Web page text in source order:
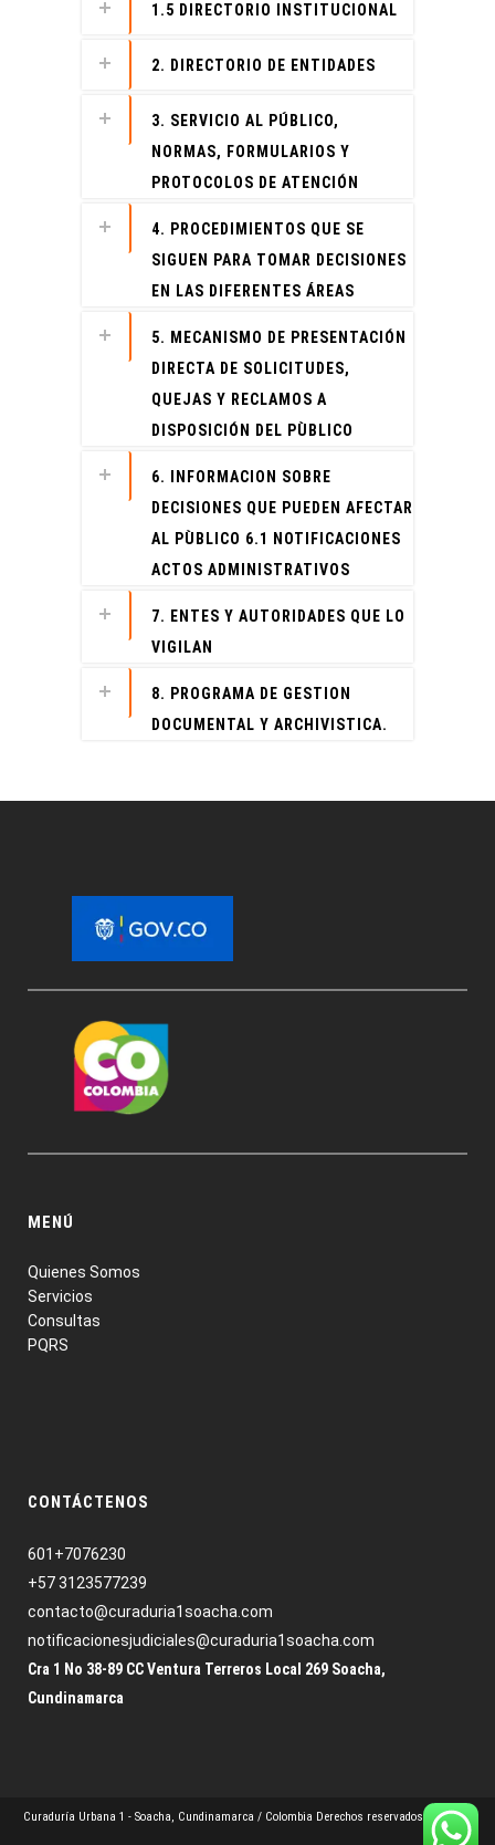
1.5 DIRECTORIO INSTITUCIONAL
2. DIRECTORIO DE ENTIDADES
3. SERVICIO AL PÚBLICO,
NORMAS, FORMULARIOS Y
PROTOCOLOS DE ATENCIÓN
4. PROCEDIMIENTOS QUE SE
SIGUEN PARA TOMAR DECISIONES
EN LAS DIFERENTES ÁREAS
5. MECANISMO DE PRESENTACIÓN
DIRECTA DE SOLICITUDES,
QUEJAS Y RECLAMOS A
DISPOSICIÓN DEL PÙBLICO
6. INFORMACION SOBRE
DECISIONES QUE PUEDEN AFECTAR
AL PÙBLICO 6.1 NOTIFICACIONES
ACTOS ADMINISTRATIVOS
7. ENTES Y AUTORIDADES QUE LO
VIGILAN
8. PROGRAMA DE GESTION
DOCUMENTAL Y ARCHIVISTICA.
MENÚ
Quienes Somos
Servicios
Consultas
PQRS
CONTÁCTENOS
601+7076230
+57 3123577239
contacto@curaduria1soacha.com
notificacionesjudiciales@curaduria1soacha.com
Cra 1 No 38-89 CC Ventura Terreros Local 269 Soacha,
Cundinamarca
Curaduría Urbana 1 - Soacha, Cundinamarca / Colombia Derechos reservados – © 2022